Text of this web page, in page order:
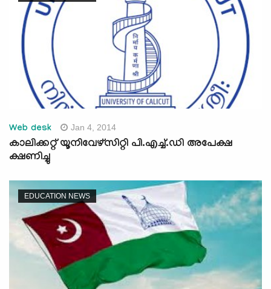
Web desk Jan 4, 2014
കാലിക്കറ്റ് യൂനിവേഴ്സിറ്റി പി.എച്ച്.ഡി അപേക്ഷ
ക്ഷണിച്ചു
EDUCATION NEWS